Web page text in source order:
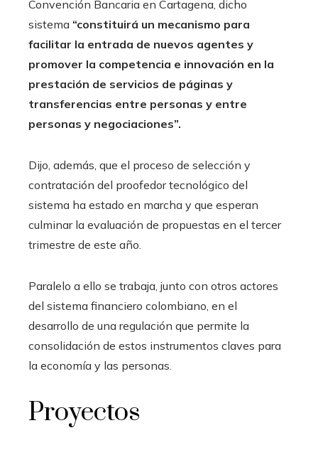
Convención Bancaria en Cartagena, dicho
sistema “constituirá un mecanismo para
facilitar la entrada de nuevos agentes y
promover la competencia e innovación en la
prestación de servicios de páginas y
transferencias entre personas y entre
personas y negociaciones”.
Dijo, además, que el proceso de selección y
contratación del proofedor tecnológico del
sistema ha estado en marcha y que esperan
culminar la evaluación de propuestas en el tercer
trimestre de este año.
Paralelo a ello se trabaja, junto con otros actores
del sistema financiero colombiano, en el
desarrollo de una regulación que permite la
consolidación de estos instrumentos claves para
la economía y las personas.
Proyectos